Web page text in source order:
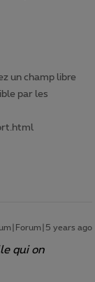
un champ libre
par les
years ago
qui on